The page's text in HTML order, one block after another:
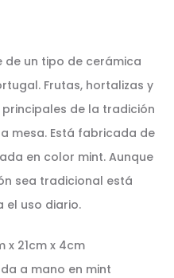
un tipo de cerámica
Frutas, hortalizas y
de la tradición
mesa. Está fabricada de
en color mint. Aunque
sea tradicional está
uso diario.
x 21cm x 4cm
a mano en mint